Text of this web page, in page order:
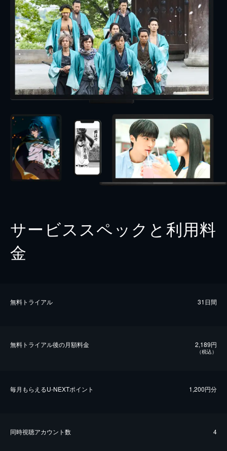
サービススペックと利用料
金
無料トライアル 31日間
無料トライアル後の⽉額料金 2,189円
（税込）
毎⽉もらえるU-NEXTポイント 1,200円分
同時視聴アカウント数 4